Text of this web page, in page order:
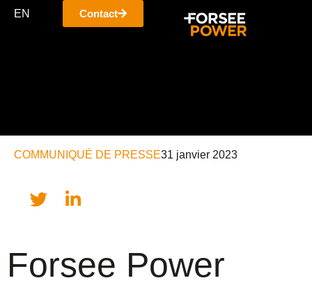
EN Contact
COMMUNIQUÉ DE PRESSE31 janvier 2023
Forsee Power